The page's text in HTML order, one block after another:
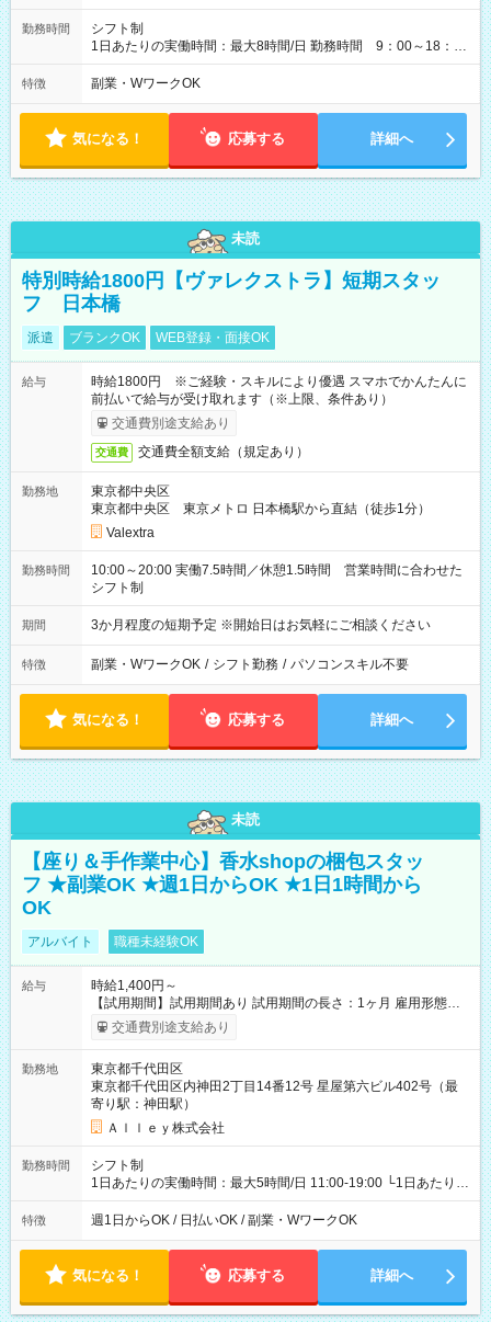
勤務時間
シフト制
1日あたりの実働時間：最大8時間/日 勤務時間 9：00～18：
00(実働8h、休憩1h) 土日祝含む週3日～OK、シフト制 ※もちろ
ん週5日勤務もOK♪ 勤務期間：2026年8月12日～9月9日※リスト
特徴 副業・WワークOK
気になる！ 応募する 詳細へ
未読
特別時給1800円【ヴァレクストラ】短期スタッ
フ 日本橋
派遣 ブランクOK WEB登録・面接OK
給与
時給1800円 ※ご経験・スキルにより優遇 スマホでかんたんに
前払いで給与が受け取れます（※上限、条件あり）
交通費別途支給あり
交通費 交通費全額支給（規定あり）
勤務地
東京都中央区
東京都中央区 東京メトロ 日本橋駅から直結（徒歩1分）
Valextra
勤務時間
10:00～20:00 実働7.5時間／休憩1.5時間 営業時間に合わせた
シフト制
期間 3か月程度の短期予定 ※開始日はお気軽にご相談ください
特徴 副業・WワークOK / シフト勤務 / パソコンスキル不要
気になる！ 応募する 詳細へ
未読
【座り＆手作業中心】香水shopの梱包スタッ
フ ★副業OK ★週1日からOK ★1日1時間から
OK
アルバイト 職種未経験OK
給与
時給1,400円～
【試用期間】試用期間あり 試用期間の長さ：1ヶ月 雇用形態、
給与は本採用時と同じです。
交通費別途支給あり
勤務地
東京都千代田区
東京都千代田区内神田2丁目14番12号 星屋第六ビル402号（最
寄り駅：神田駅）
Ａｌｌｅｙ株式会社
勤務時間
シフト制
1日あたりの実働時間：最大5時間/日 11:00-19:00 └1日あたりの
実働時間：1-5時間 └上記の時間帯内であれば、いつでも勤務可
能！ └平日・土曜日の中で、お好きな曜日でご勤務いただけま
18:00 などのように、自由な働き方が可能なお仕事です！
特徴 週1日からOK / 日払いOK / 副業・WワークOK
気になる！ 応募する 詳細へ